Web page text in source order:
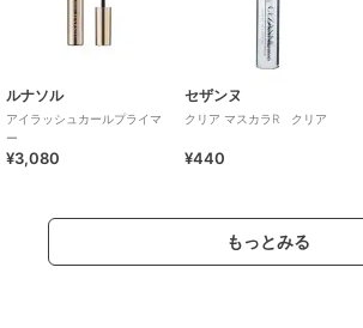
ルナソル
アイラッシュカールプライマ
ー
¥3,080
セザンヌ
クリア マスカラR クリア
¥440
もっとみる